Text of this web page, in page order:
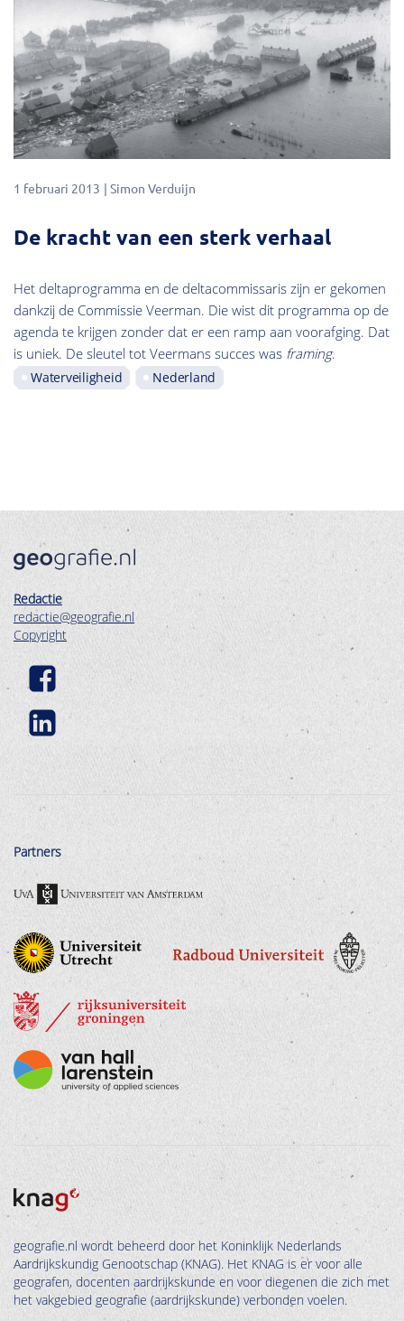
1 februari 2013 Simon Verduijn
De kracht van een sterk verhaal
Het deltaprogramma en de deltacommissaris zijn er gekomen
dankzij de Commissie Veerman. Die wist dit programma op de
agenda te krijgen zonder dat er een ramp aan voorafging. Dat
is uniek. De sleutel tot Veermans succes was framing.
Waterveiligheid Nederland
Redactie
redactie@geografie.nl
Copyright
Partners
geografie.nl wordt beheerd door het Koninklijk Nederlands
Aardrijkskundig Genootschap (KNAG). Het KNAG is er voor alle
geografen, docenten aardrijkskunde en voor diegenen die zich met
het vakgebied geografie (aardrijkskunde) verbonden voelen.